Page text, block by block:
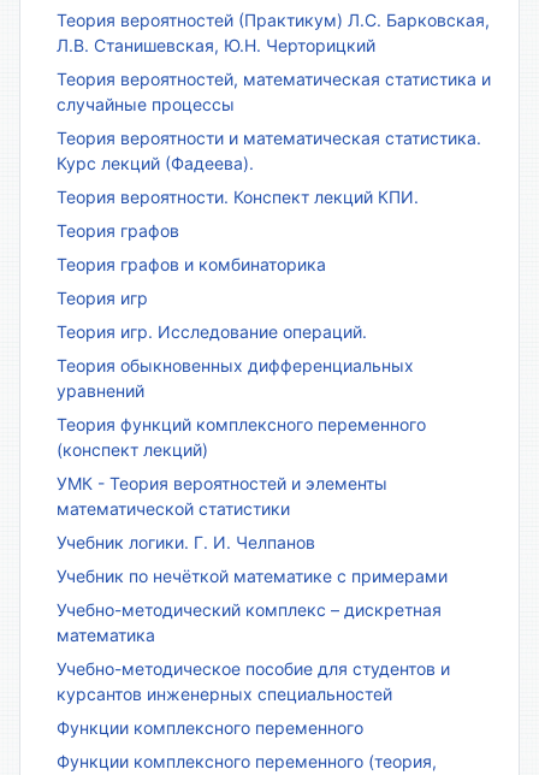
Теория вероятностей (Практикум) Л.С. Барковская,
Л.В. Станишевская, Ю.Н. Черторицкий
Теория вероятностей, математическая статистика и
случайные процессы
Теория вероятности и математическая статистика.
Курс лекций (Фадеева).
Теория вероятности. Конспект лекций КПИ.
Теория графов
Теория графов и комбинаторика
Теория игр
Теория игр. Исследование операций.
Теория обыкновенных дифференциальных
уравнений
Теория функций комплексного переменного
(конспект лекций)
УМК - Теория вероятностей и элементы
математической статистики
Учебник логики. Г. И. Челпанов
Учебник по нечёткой математике с примерами
Учебно-методический комплекс – дискретная
математика
Учебно-методическое пособие для студентов и
курсантов инженерных специальностей
Функции комплексного переменного
Функции комплексного переменного (теория,